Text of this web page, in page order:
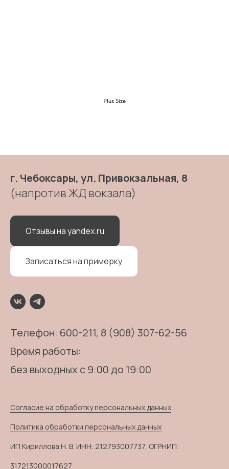
Plus Size
г. Чебоксары, ул. Привокзальная, 8
(напротив ЖД вокзала)
Отзывы на yandex.ru
Записаться на примерку
Телефон: 600-211, 8 (908) 307-62-56
Время работы:
без выходных с 9:00 до 19:00
Согласие на обработку персональных данных
Политика обработки персональных данных
ИП Кириллова Н. В. ИНН: 212793007737, ОГРНИП:
317213000017627